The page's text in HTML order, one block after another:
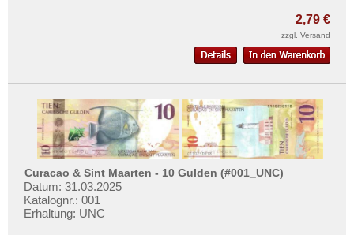
2,79 €
zzgl. Versand
Curacao & Sint Maarten - 10 Gulden (#001_UNC)
Datum: 31.03.2025
Katalognr.: 001
Erhaltung: UNC